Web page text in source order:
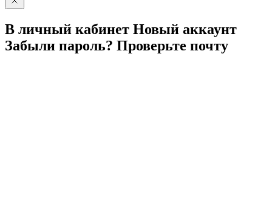
В личный кабинет Новый аккаунт
Забыли пароль? Проверьте почту